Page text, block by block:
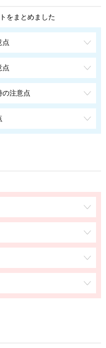
をまとめました
点
点
の注意点